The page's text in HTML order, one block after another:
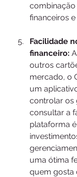
combinação
financeiros e
Facilidade
financeiro:
outros
mercado, o
um
controlar os
consultar a
plataforma
uma ótima
quem gosta